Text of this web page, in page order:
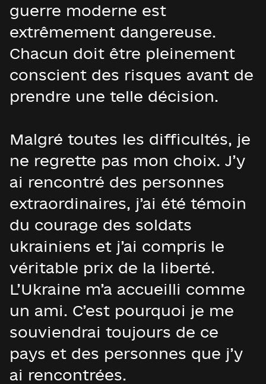
guerre moderne est
extrêmement dangereuse.
Chacun doit être pleinement
conscient des risques avant de
prendre une telle décision.
Malgré toutes les difficultés, je
ne regrette pas mon choix. J’y
ai rencontré des personnes
extraordinaires, j’ai été témoin
du courage des soldats
ukrainiens et j’ai compris le
véritable prix de la liberté.
L’Ukraine m’a accueilli comme
un ami. C’est pourquoi je me
souviendrai toujours de ce
pays et des personnes que j’y
ai rencontrées.